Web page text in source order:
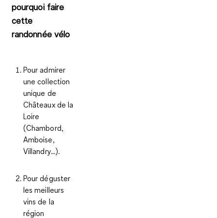
pourquoi faire
cette
randonnée vélo
Pour admirer
une collection
unique de
Châteaux de la
Loire
(Chambord,
Amboise,
Villandry...).
Pour déguster
lesmeilleurs
vins de la
région